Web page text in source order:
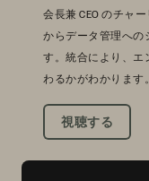
会長兼 CEO のチャ
からデータ管理への
す。統合により、エ
わるかがわかります。
視聴する